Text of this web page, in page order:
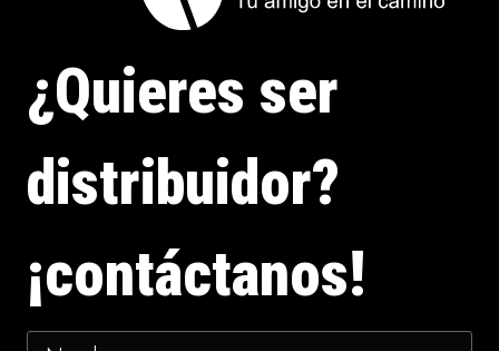
¿Quieres ser
distribuidor?
¡contáctanos!